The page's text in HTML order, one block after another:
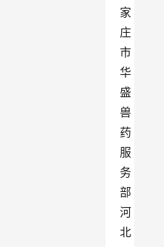
家
庄
市
华
盛
兽
药
服
务
部
河
北